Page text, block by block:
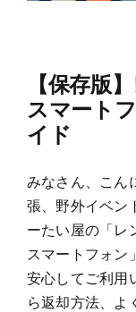
【保存版
スマート
イド
みなさん、こん
張、野外イベン
ーたい屋の「レ
スマートフォン
安心してご利用
ら返却方法、よ